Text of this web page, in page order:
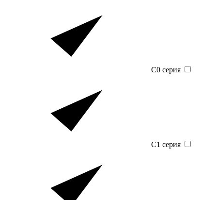
C0 серия
C1 серия